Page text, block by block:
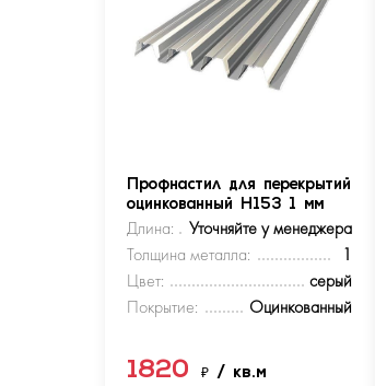
Профнастил для перекрытий
оцинкованный Н153 1 мм
Длина:
Уточняйте у менеджера
Толщина металла:
1
Цвет:
серый
Покрытие:
Оцинкованный
1820₽/ кв.м